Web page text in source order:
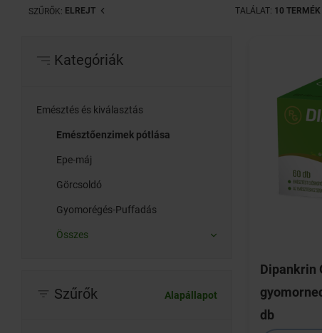
SZŰRŐK: ELREJT TALÁLAT: 10 TERMÉK
Kategóriák
Emésztés és kiválasztás
Emésztőenzimek pótlása
Epe-máj
Görcsoldó
Gyomorégés-Puffadás
Összes
Szűrők Alapállapot
Dipankrin
db